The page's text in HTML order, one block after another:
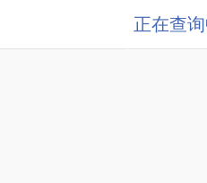
正在查